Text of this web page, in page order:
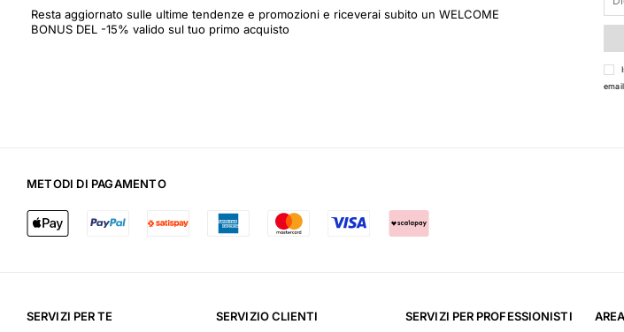
Resta aggiornato sulle ultime tendenze e promozioni e riceverai subito un WELCOME
BONUS DEL -15% valido sul tuo primo acquisto
METODI DI PAGAMENTO
SERVIZI PER TE SERVIZIO CLIENTI SERVIZI PER PROFESSIONISTI